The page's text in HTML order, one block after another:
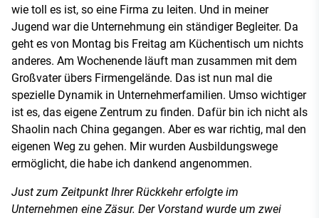
wie toll es ist, so eine Firma zu leiten. Und in meiner
Jugend war die Unternehmung ein ständiger Begleiter. Da
geht es von Montag bis Freitag am Küchentisch um nichts
anderes. Am Wochenende läuft man zusammen mit dem
Großvater übers Firmengelände. Das ist nun mal die
spezielle Dynamik in Unternehmerfamilien. Umso wichtiger
ist es, das eigene Zentrum zu finden. Dafür bin ich nicht als
Shaolin nach China gegangen. Aber es war richtig, mal den
eigenen Weg zu gehen. Mir wurden Ausbildungswege
ermöglicht, die habe ich dankend angenommen.
Just zum Zeitpunkt Ihrer Rückkehr erfolgte im
Unternehmen eine Zäsur. Der Vorstand wurde um zwei